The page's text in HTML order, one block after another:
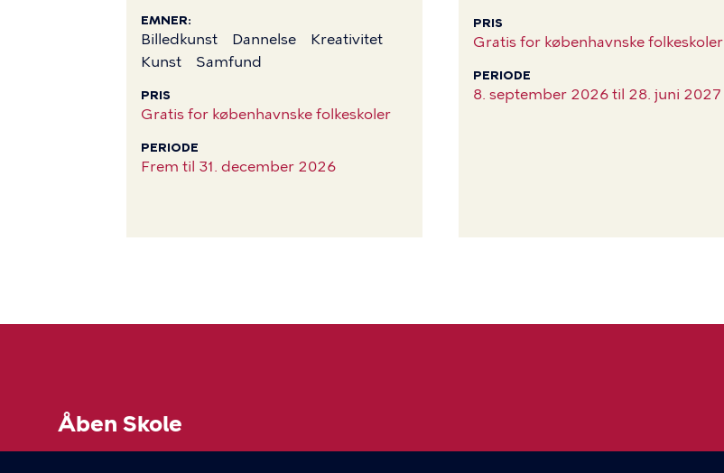
EMNER
Billedkunst Dannelse
Kreativitet
Kunst
Samfund
PRIS
Gratis for københavnske folkeskoler
PERIODE
Frem til 31. december 2026
PRIS
Gratis for københavnske folkeskoler
PERIODE
8. september 2026 til 28. juni 2027
Åben Skole